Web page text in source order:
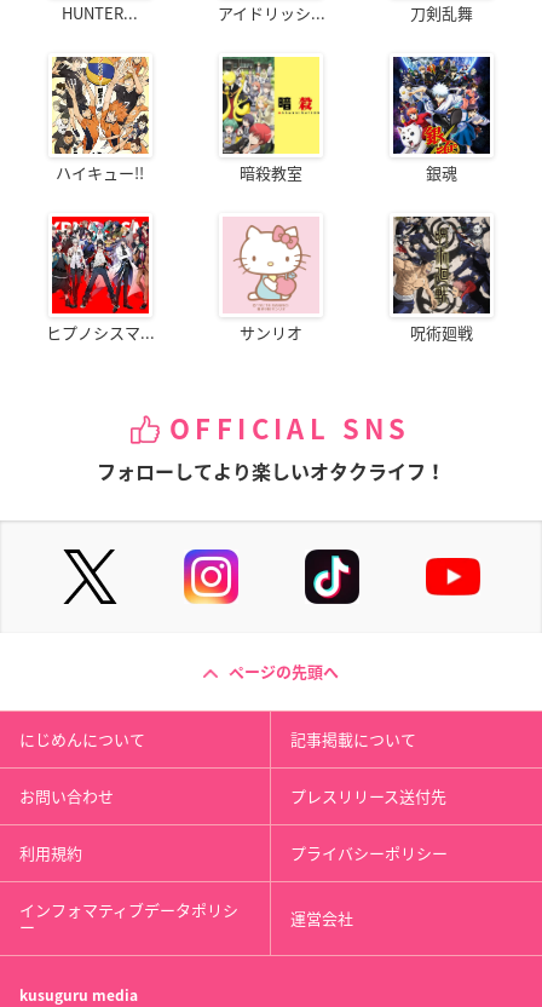
HUNTER... アイドリッシ... 刀剣乱舞
ハイキュー!! 暗殺教室 銀魂
ヒプノシスマ... サンリオ 呪術廻戦
OFFICIAL SNS
フォローしてより楽しいオタクライフ！
ページの先頭へ
にじめんについて 記事掲載について
お問い合わせ プレスリリース送付先
利用規約 プライバシーポリシー
インフォマティブデータポリシ
ー 運営会社
kusuguru media